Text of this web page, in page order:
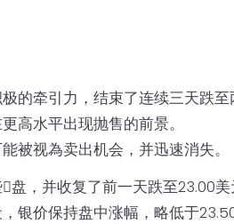
的牵引力，结束了连续三天跌至
高水平出现抛售的前景。
被视為卖出机会，并迅速消失。
盘，并收复了前一天跌至23.00
银价保持盘中涨幅，略低于